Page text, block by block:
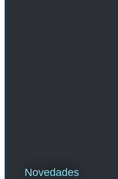
Novedades